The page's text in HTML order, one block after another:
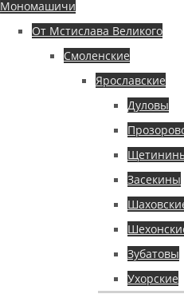
Мономашичи
От Мстислава Великого
Смоленские
Ярославские
Дуловы
Засекины
Зубатовы
Ухорские